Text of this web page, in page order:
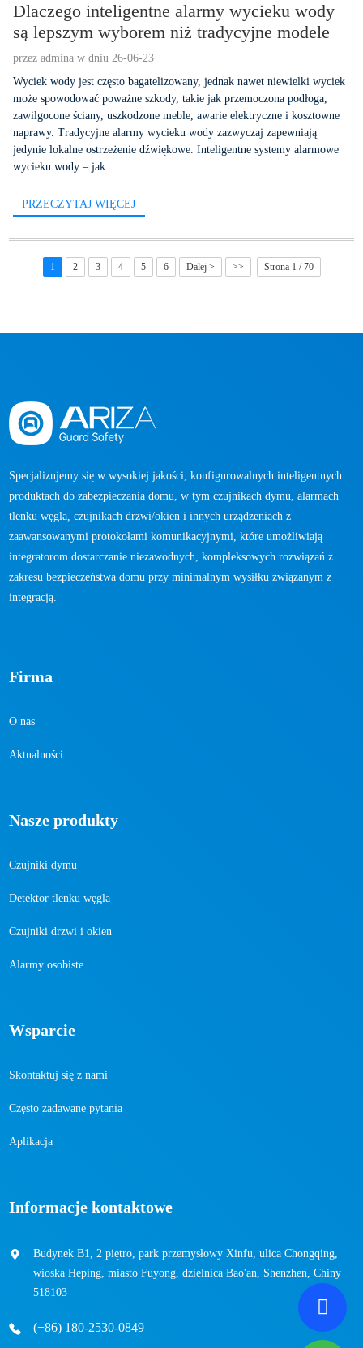
Dlaczego inteligentne alarmy wycieku wody
są lepszym wyborem niż tradycyjne modele
przez admina w dniu 26-06-23
Wyciek wody jest często bagatelizowany, jednak nawet niewielki wyciek
może spowodować poważne szkody, takie jak przemoczona podłoga,
zawilgocone ściany, uszkodzone meble, awarie elektryczne i kosztowne
naprawy. Tradycyjne alarmy wycieku wody zazwyczaj zapewniają
jedynie lokalne ostrzeżenie dźwiękowe. Inteligentne systemy alarmowe
wycieku wody – jak...
PRZECZYTAJ WIĘCEJ
1 2 3 4 5 6 Dalej > >> Strona 1 / 70
Specjalizujemy się w wysokiej jakości, konfigurowalnych inteligentnych
produktach do zabezpieczania domu, w tym czujnikach dymu, alarmach
tlenku węgla, czujnikach drzwi/okien i innych urządzeniach z
zaawansowanymi protokołami komunikacyjnymi, które umożliwiają
integratorom dostarczanie niezawodnych, kompleksowych rozwiązań z
zakresu bezpieczeństwa domu przy minimalnym wysiłku związanym z
integracją.
Firma
O nas
Aktualności
Nasze produkty
Czujniki dymu
Detektor tlenku węgla
Czujniki drzwi i okien
Alarmy osobiste
Wsparcie
Skontaktuj się z nami
Często zadawane pytania
Aplikacja
Informacje kontaktowe
Budynek B1, 2 piętro, park przemysłowy Xinfu, ulica Chongqing,
wioska Heping, miasto Fuyong, dzielnica Bao'an, Shenzhen, Chiny
518103
(+86) 180-2530-0849